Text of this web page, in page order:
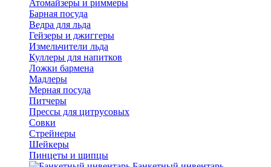
Атомайзеры и риммеры
Барная посуда
Ведра для льда
Гейзеры и джиггеры
Измельчители льда
Куллеры для напитков
Ложки бармена
Мадлеры
Мерная посуда
Питчеры
Прессы для цитрусовых
Совки
Стрейнеры
Шейкеры
Пинцеты и щипцы